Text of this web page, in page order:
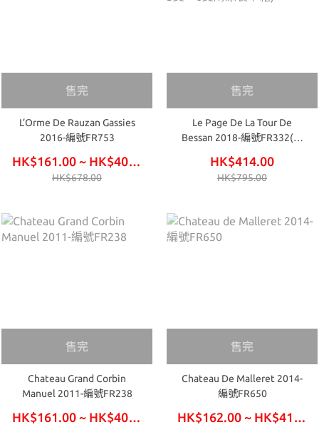
售完
L’Orme De Rauzan Gassies
2016-編號FR753
HK$161.00 ~ HK$408.00
HK$678.00
售完
Le Page De La Tour De
Bessan 2018-編號FR332(一
HK$414.00
HK$795.00
售完
Chateau Grand Corbin
Manuel 2011-編號FR238
HK$161.00 ~ HK$408.00
售完
Chateau De Malleret 2014-
編號FR650
HK$162.00 ~ HK$411.00